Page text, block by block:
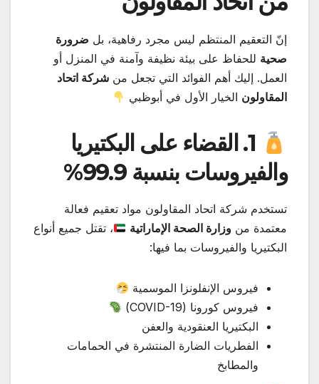
إنّ التعقيم المنتظم ليس مجرد رفاهية، بل ضرورة
صحية للحفاظ على بيئة نظيفة وآمنة في المنزل أو
العمل. إليك أهم الفوائد التي تجعل من شركة اتحاد
المقاولون الخيار الأول في أبوظبي
1. القضاء على البكتيريا
والفيروسات بنسبة 99.9%
تستخدم شركة اتحاد المقاولون مواد تعقيم فعالة
معتمدة من وزارة الصحة الإماراتية
، تقتل جميع أنواع
البكتيريا والفيروسات بما فيها:
فيروس الإنفلونزا الموسمية
فيروس كورونا (COVID-19)
البكتيريا العنقودية والعفن
الفطريات الضارة المنتشرة في الحمامات
والمطابخ